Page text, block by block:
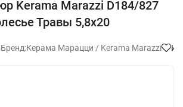
Kerama Marazzi D184/827
Травы 5,8х20
Бренд:Керама Марацци / Kerama Marazzi